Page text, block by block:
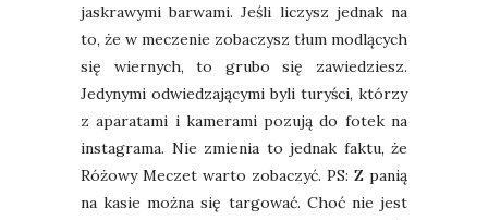
jaskrawymi barwami. Jeśli liczysz jednak na
to, że w meczenie zobaczysz tłum modlących
się wiernych, to grubo się zawiedziesz.
Jedynymi odwiedzającymi byli turyści, którzy
z aparatami i kamerami pozują do fotek na
instagrama. Nie zmienia to jednak faktu, że
Różowy Meczet warto zobaczyć. PS: Z panią
na kasie można się targować. Choć nie jest